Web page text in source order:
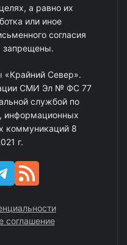
а равно их
или иное
согласия
запрещены.
«Крайний Север».
СМИ Эл № ФС 77
службой по
информационных
коммуникаций 8
г.
соглашение